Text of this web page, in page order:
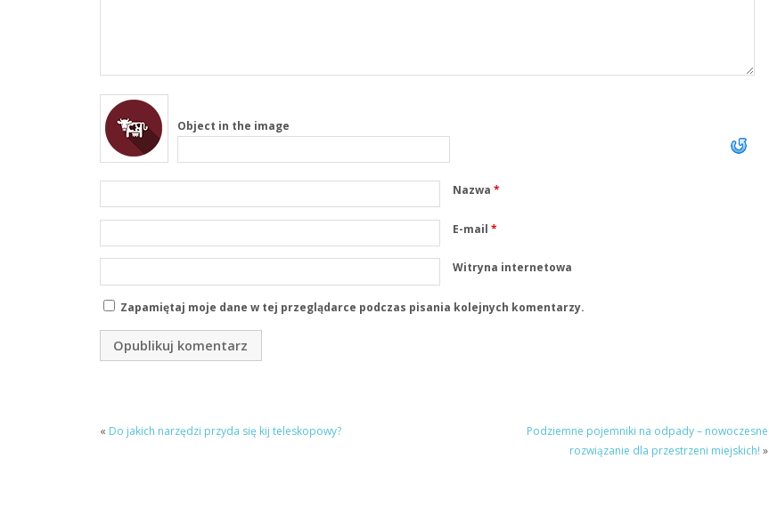
Object in the image
Nazwa *
E-mail *
Witryna internetowa
Zapamiętaj moje dane w tej przeglądarce podczas pisania kolejnych komentarzy.
« Do jakich narzędzi przyda się kij teleskopowy?
Podziemne pojemniki na odpady – nowoczesne
rozwiązanie dla przestrzeni miejskich! »